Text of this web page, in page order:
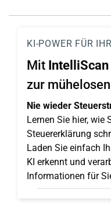
KI-POWER FÜR
Mit IntelliScan
zur
Nie wieder
Lernen Sie hier, wie
Steuererklärung
Laden Sie einfach
KI erkennt und
Informationen für